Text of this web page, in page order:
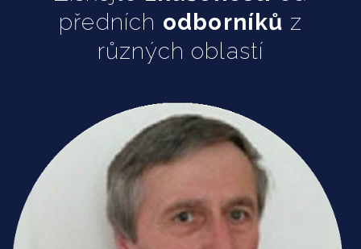
Mediace v občanských a obchodních věcech
Mgr. Šárka Hájková
Manažerské účetnictví
Prof. Ing. Bohumil Král, CSc.
Manažerské finance
JUDr. Martin Landa
předních odborníků z
různých oblastí